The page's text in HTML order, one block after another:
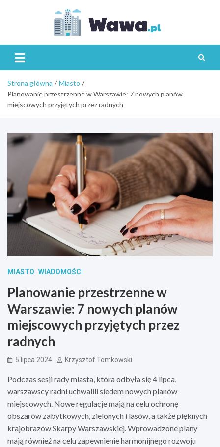
Strona główna
Miasto
Planowanie przestrzenne w Warszawie: 7 nowych planów
miejscowych przyjętych przez radnych
MIASTO WIADOMOŚCI
Planowanie przestrzenne w
Warszawie: 7 nowych planów
miejscowych przyjętych przez
radnych
5 lipca 2024 Krzysztof Tomkowski
Podczas sesji rady miasta, która odbyła się 4 lipca,
warszawscy radni uchwalili siedem nowych planów
miejscowych. Nowe regulacje mają na celu ochronę
obszarów zabytkowych, zielonych i lasów, a także pięknych
krajobrazów Skarpy Warszawskiej. Wprowadzone plany
mają również na celu zapewnienie harmonijnego rozwoju